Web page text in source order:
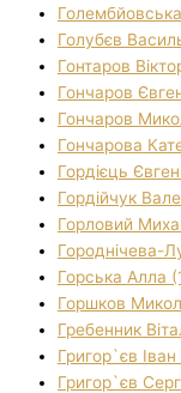
Голубєв
Гонтаров
Гончаров
Гончаров
Гончарова
Гордієць
Гордійчук
Горловий
Городнічева-
Горська Алла
Горшков
Гребенник
Григор`єв
Григор`єв